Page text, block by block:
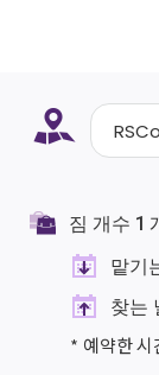
짐 개수 1
맡기
찾는
* 예약한 시